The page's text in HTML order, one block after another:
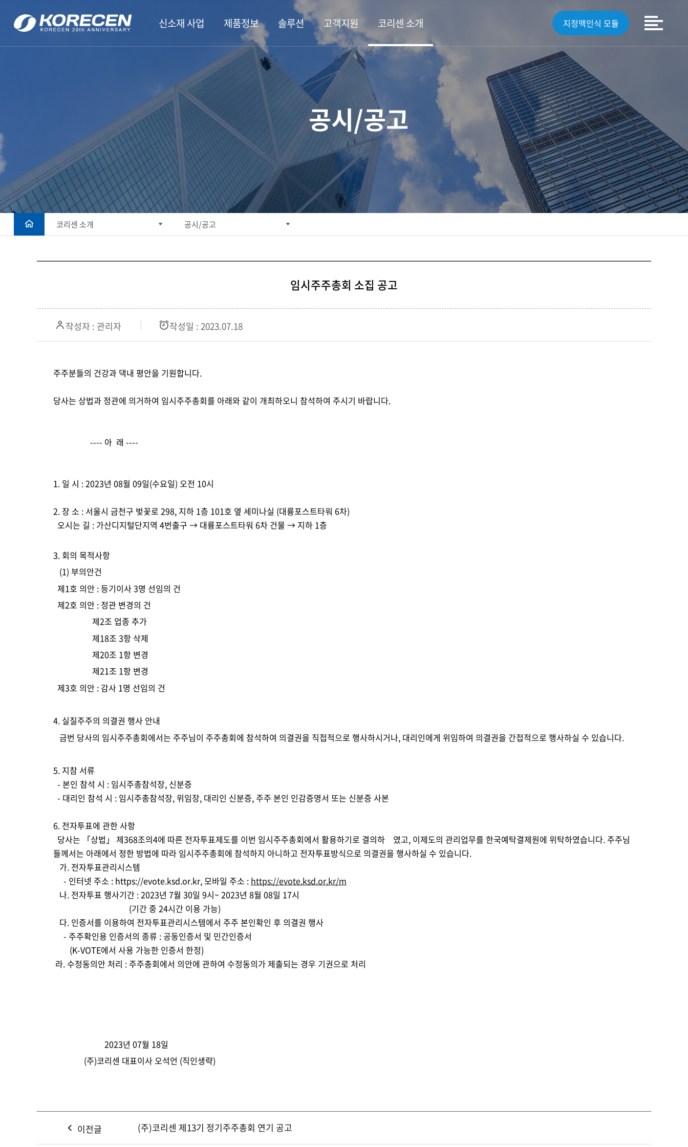
신소재 사업 제품정보 솔루션 고객지원 코리센 소개 지정맥인식 모듈
공시/공고
코리센 소개 공시/공고
임시주주총회 소집 공고
작성자 : 관리자 작성일 : 2023.07.18
주주분들의 건강과 댁내 평안을 기원합니다.
당사는 상법과 정관에 의거하여 임시주주총회를 아래와 같이 개최하오니 참석하여 주시기 바랍니다.
---- 아  래 ----
1. 일 시 : 2023년 08월 09일(수요일) 오전 10시
2. 장 소 : 서울시 금천구 벚꽃로 298, 지하 1층 101호 옆 세미나실 (대륭포스트타워 6차)
오시는 길 : 가산디지털단지역 4번출구 → 대륭포스트타워 6차 건물 → 지하 1층
3. 회의 목적사항
(1) 부의안건
제1호 의안 : 등기이사 3명 선임의 건
제2호 의안 : 정관 변경의 건
제2조 업종 추가
제18조 3항 삭제
제20조 1항 변경
제21조 1항 변경
제3호 의안 : 감사 1명 선임의 건
4. 실질주주의 의결권 행사 안내
금번 당사의 임시주주총회에서는 주주님이 주주총회에 참석하여 의결권을 직접적으로 행사하시거나, 대리인에게 위임하여 의결권을 간접적으로 행사하실 수 있습니다.
5. 지참 서류
- 본인 참석 시 : 임시주총참석장, 신분증
- 대리인 참석 시 : 임시주총참석장, 위임장, 대리인 신분증, 주주 본인 인감증명서 또는 신분증 사본
6. 전자투표에 관한 사항
당사는
「상법 」 제368조의4에 따른 전자투표제도를 이번 임시주주총회에서 활용하기로 결의하    였고, 이제도의 관리업무를 한국예탁결제원에 위탁하였습니다. 주주님
들께서는 아래에서 정한 방법에 따라 임시주주총회에 참석하지 아니하고 전자투표방식으로 의결권을 행사하실 수 있습니다.
가. 전자투표관리시스템
- 인터넷 주소 : https://evote.ksd.or.kr, 모바일 주소 : https://evote.ksd.or.kr/m
나. 전자투표 행사기간 : 2023년 7월 30일 9시~ 2023년 8월 08일 17시
(기간 중 24시간 이용 가능)
다. 인증서를 이용하여 전자투표관리시스템에서 주주 본인확인 후 의결권 행사
- 주주확인용 인증서의 종류 : 공동인증서 및 민간인증서
(K-VOTE에서 사용 가능한 인증서 한정)
라. 수정동의안 처리 : 주주총회에서 의안에 관하여 수정동의가 제출되는 경우 기권으로 처리
2023년 07월 18일
(주)코리센 대표이사 오석언 (직인생략)
이전글 (주)코리센 제13기 정기주주총회 연기 공고